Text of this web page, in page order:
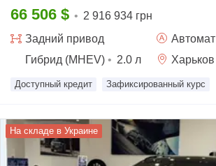
66 506 $ • 2 916 934 грн
Задний привод
Автомат
Гибрид (MHEV) • 2.0 л Харьков
Доступный кредит Зафиксированный курс
На складе в Украине